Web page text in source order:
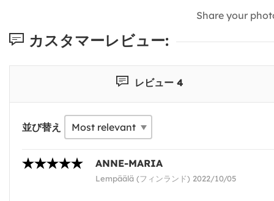
Share your
カスタマーレビュー:
レビュー 4
並び替え
ANNE-MARIA
Lempäälä (フィンランド) 2022/10/05